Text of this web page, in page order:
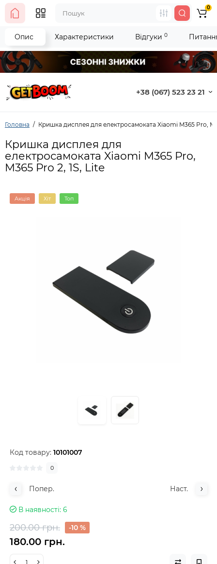
+38 (067) 523 23 21
0
Головна Кришка дисплея для електросамоката Xiaomi M365 Pro,
Кришка дисплея для
електросамоката Xiaomi M365 Pro,
M365 Pro 2, 1S, Lite
Акція Хіт Топ
Код товару: 10101007
0
Попер. Наст.
В наявності 6
200.00 грн. -10 %
180.00 грн.
Опис Характеристики Відгуки 0